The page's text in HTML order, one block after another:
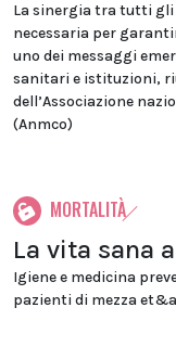
La sinergia tra tutti
necessaria per
uno dei messaggi
sanitari e istituzioni,
dell’Associazione
(Anmco)
MORTALITÀ
La vita sana
Igiene e medicina
pazienti di mezza